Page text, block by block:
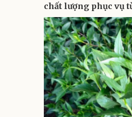
chất lượng phục vụ